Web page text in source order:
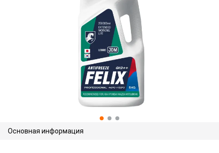
Основная информация